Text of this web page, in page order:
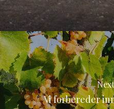
Vi forbereder